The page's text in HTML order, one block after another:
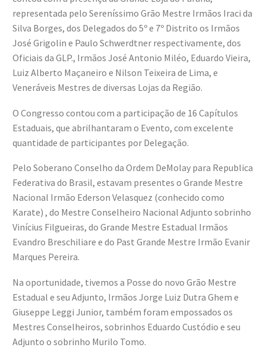
representada pelo Sereníssimo Grão Mestre Irmãos Iraci da
Silva Borges, dos Delegados do 5º e 7º Distrito os Irmãos
José Grigolin e Paulo Schwerdtner respectivamente, dos
Oficiais da GLP., Irmãos José Antonio Miléo, Eduardo Vieira,
Luiz Alberto Maçaneiro e Nilson Teixeira de Lima, e
Veneráveis Mestres de diversas Lojas da Região.
O Congresso contou com a participação de 16 Capítulos
Estaduais, que abrilhantaram o Evento, com excelente
quantidade de participantes por Delegação.
Pelo Soberano Conselho da Ordem DeMolay para Republica
Federativa do Brasil, estavam presentes o Grande Mestre
Nacional Irmão Ederson Velasquez (conhecido como
Karate) , do Mestre Conselheiro Nacional Adjunto sobrinho
Vinícius Filgueiras, do Grande Mestre Estadual Irmãos
Evandro Breschiliare e do Past Grande Mestre Irmão Evanir
Marques Pereira.
Na oportunidade, tivemos a Posse do novo Grão Mestre
Estadual e seu Adjunto, Irmãos Jorge Luiz Dutra Ghem e
Giuseppe Leggi Junior, também foram empossados os
Mestres Conselheiros, sobrinhos Eduardo Custódio e seu
Adjunto o sobrinho Murilo Tomo.